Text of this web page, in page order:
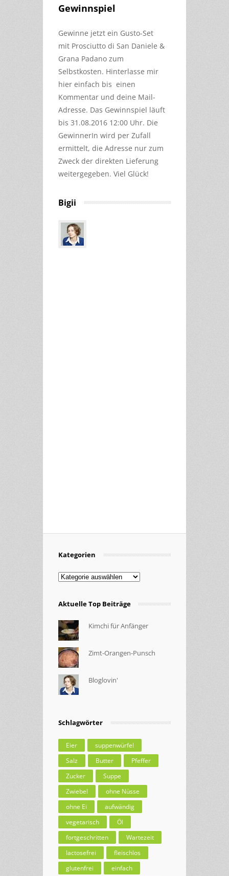
Gewinnspiel
Gewinne jetzt ein Gusto-Set
mit Prosciutto di San Daniele &
Grana Padano zum
Selbstkosten. Hinterlasse mir
hier einfach bis einen
Kommentar und deine Mail-
Adresse. Das Gewinnspiel läuft
bis 31.08.2016 12:00 Uhr. Die
GewinnerIn wird per Zufall
ermittelt, die Adresse nur zum
Zweck der direkten Lieferung
weitergegeben. Viel Glück!
Bigii
Kategorien
Kategorien
Aktuelle Top Beiträge
Kimchi für Anfänger
Zimt-Orangen-Punsch
Bloglovin'
Schlagwörter
Eier
suppenwürfel
Salz
Butter
Pfeffer
Zucker
Suppe
Zwiebel
ohne Nüsse
ohne Ei
aufwändig
vegetarisch
Öl
fortgeschritten
Wartezeit
lactosefrei
fleischlos
glutenfrei
einfach